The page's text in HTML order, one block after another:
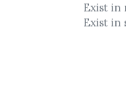
Exist in
Exist in